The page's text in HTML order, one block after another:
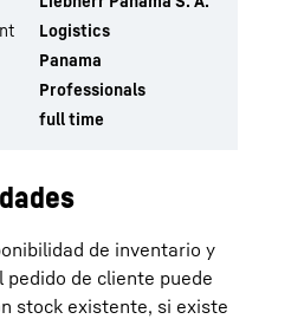
de inventario y
pedido de cliente puede
stock existente, si existe
Logistics
Panama
Professionals
full time